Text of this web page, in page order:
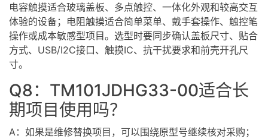
电容触摸适合玻璃盖板、多点触控、一体化外观和较高交互
体验的设备；电阻触摸适合简单菜单、戴手套操作、触控笔
操作或成本敏感型项目。选型时要同步确认盖板尺寸、贴合
方式、USB/I2C接口、触摸IC、抗干扰要求和前壳开孔尺
寸。
Q8：TM101JDHG33-00适合长
期项目使用吗？
A：如果是维修替换项目，可以围绕原型号继续核对采购；